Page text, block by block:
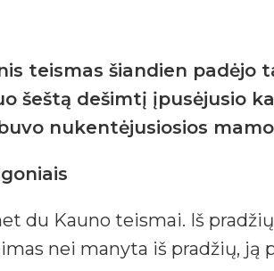
teismas šiandien padėjo
šeštą dešimtį įpusėjusio
nukentėjusiosios
du Kauno teismai. Iš
nei manyta iš pradžių, ją